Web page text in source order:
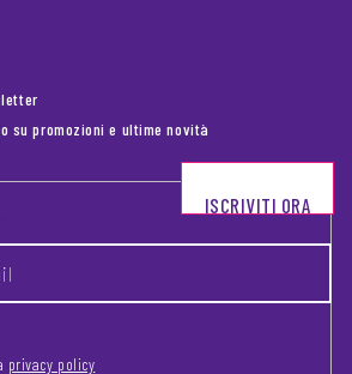
su promozioni e ultime novità
privacy policy
ISCRIVITI ORA